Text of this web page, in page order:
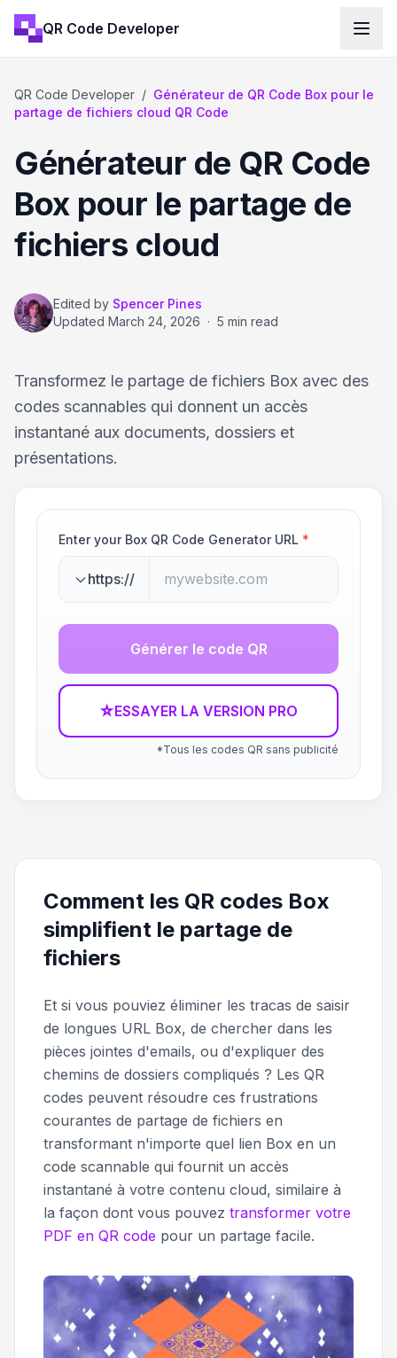
QR Code Developer
QR Code Developer / Générateur de QR Code Box pour le
partage de fichiers cloud QR Code
Générateur de QR Code
Box pour le partage de
fichiers cloud
Edited by Spencer Pines
Updated March 24, 2026 · 5 min read
Transformez le partage de fichiers Box avec des
codes scannables qui donnent un accès
instantané aux documents, dossiers et
présentations.
Enter your Box QR Code Generator URL *
https://
Générer le code QR
☆ESSAYER LA VERSION PRO
*Tous les codes QR sans publicité
Comment les QR codes Box
simplifient le partage de
fichiers
Et si vous pouviez éliminer les tracas de saisir
de longues URL Box, de chercher dans les
pièces jointes d'emails, ou d'expliquer des
chemins de dossiers compliqués ? Les QR
codes peuvent résoudre ces frustrations
courantes de partage de fichiers en
transformant n'importe quel lien Box en un
code scannable qui fournit un accès
instantané à votre contenu cloud, similaire à
la façon dont vous pouvez transformer votre
PDF en QR code pour un partage facile.